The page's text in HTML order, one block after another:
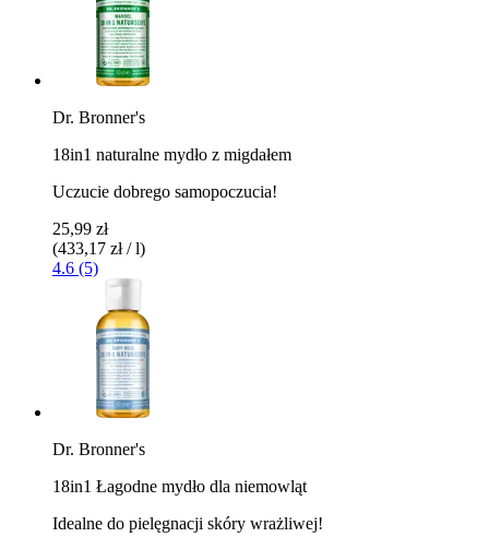
Dr. Bronner's
18in1 naturalne mydło z migdałem
Uczucie dobrego samopoczucia!
25,99 zł
(433,17 zł / l)
4.6 (5)
Dr. Bronner's
18in1 Łagodne mydło dla niemowląt
Idealne do pielęgnacji skóry wrażliwej!